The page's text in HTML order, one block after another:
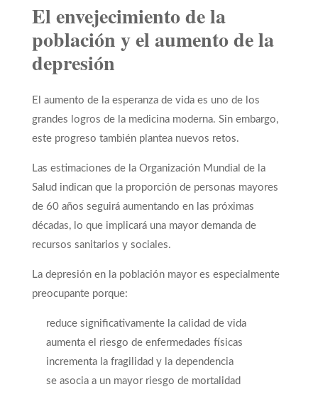
El envejecimiento de la
población y el aumento de la
depresión
El aumento de la esperanza de vida es uno de los
grandes logros de la medicina moderna. Sin embargo,
este progreso también plantea nuevos retos.
Las estimaciones de la Organización Mundial de la
Salud indican que la proporción de personas mayores
de 60 años seguirá aumentando en las próximas
décadas, lo que implicará una mayor demanda de
recursos sanitarios y sociales.
La depresión en la población mayor es especialmente
preocupante porque:
reduce significativamente la calidad de vida
aumenta el riesgo de enfermedades físicas
incrementa la fragilidad y la dependencia
se asocia a un mayor riesgo de mortalidad